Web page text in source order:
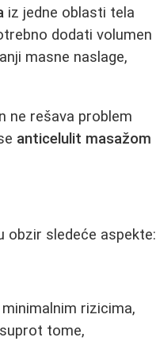
iz jedne oblasti tela
dodati volumen
masne naslage,
ne rešava problem
anticelulit masažom
obzir sledeće aspekte:
rizicima,
tome,